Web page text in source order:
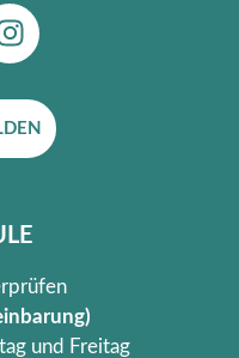
I
n
t
a
g
a
und Freitag